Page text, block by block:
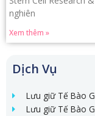
Dịch Vụ
Lưu giữ Tế Bào
Lưu giữ Tế Bào
nghiên
Xem thêm »